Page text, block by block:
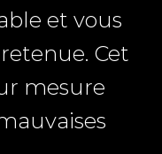
et vous
Cet
mesure